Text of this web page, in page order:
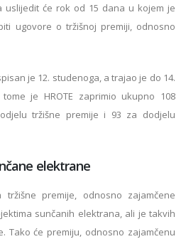
uslijedit će rok od 15 dana u kojem je
ugovore o tržišnoj premiji, odnosno
je 12. studenoga, a trajao je do 14.
je HROTE zaprimio ukupno 108
tržišne premije i 93 za dodjelu
elektrane
tržišne premije, odnosno zajamčene
sunčanih elektrana, ali je takvih
Tako će premiju, odnosno zajamčenu